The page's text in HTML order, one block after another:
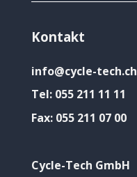
Kontakt
info@cycle-tech.ch
Tel: 055 211 11 11
Fax: 055 211 07 00
Cycle-Tech GmbH